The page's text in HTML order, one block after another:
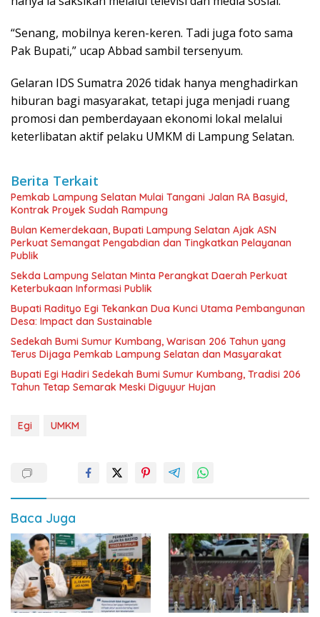
“Senang, mobilnya keren-keren. Tadi juga foto sama
Pak Bupati,” ucap Abbad sambil tersenyum.
Gelaran IDS Sumatra 2026 tidak hanya menghadirkan
hiburan bagi masyarakat, tetapi juga menjadi ruang
promosi dan pemberdayaan ekonomi lokal melalui
keterlibatan aktif pelaku UMKM di Lampung Selatan.
Berita Terkait
Pemkab Lampung Selatan Mulai Tangani Jalan RA Basyid,
Kontrak Proyek Sudah Rampung
Bulan Kemerdekaan, Bupati Lampung Selatan Ajak ASN
Perkuat Semangat Pengabdian dan Tingkatkan Pelayanan
Publik
Sekda Lampung Selatan Minta Perangkat Daerah Perkuat
Keterbukaan Informasi Publik
Bupati Radityo Egi Tekankan Dua Kunci Utama Pembangunan
Desa: Impact dan Sustainable
Sedekah Bumi Sumur Kumbang, Warisan 206 Tahun yang
Terus Dijaga Pemkab Lampung Selatan dan Masyarakat
Bupati Egi Hadiri Sedekah Bumi Sumur Kumbang, Tradisi 206
Tahun Tetap Semarak Meski Diguyur Hujan
Egi UMKM
Baca Juga